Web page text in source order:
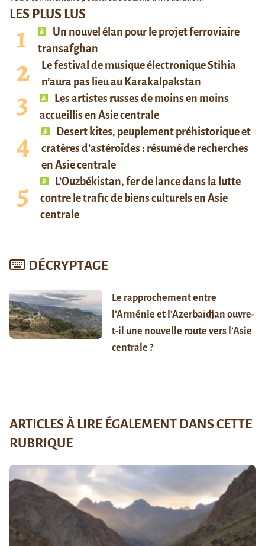
LES PLUS LUS
Un nouvel élan pour le projet ferroviaire
transafghan
Le festival de musique électronique Stihia
n’aura pas lieu au Karakalpakstan
Les artistes russes de moins en moins
accueillis en Asie centrale
Desert kites, peuplement préhistorique et
cratères d’astéroïdes : résumé de recherches
en Asie centrale
L’Ouzbékistan, fer de lance dans la lutte
contre le trafic de biens culturels en Asie
centrale
DÉCRYPTAGE
Le rapprochement entre
l’Arménie et l’Azerbaïdjan ouvre-
t-il une nouvelle route vers l’Asie
centrale ?
ARTICLES À LIRE ÉGALEMENT DANS CETTE
RUBRIQUE